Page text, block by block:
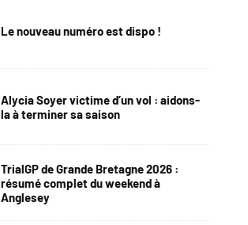
Le nouveau numéro est dispo !
Alycia Soyer victime d’un vol : aidons-
la à terminer sa saison
TrialGP de Grande Bretagne 2026 :
résumé complet du weekend à
Anglesey